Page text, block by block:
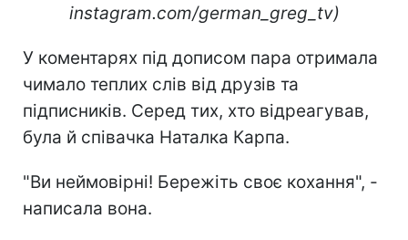
instagram.com/german_greg_tv)
У коментарях під дописом пара отримала
чимало теплих слів від друзів та
підписників. Серед тих, хто відреагував,
була й співачка Наталка Карпа.
"Ви неймовірні! Бережіть своє кохання", -
написала вона.